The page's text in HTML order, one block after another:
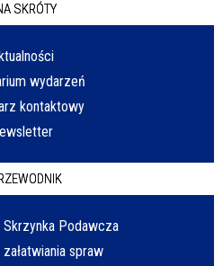
SKRÓTY
wydarzeń
kontaktowy
Skrzynka Podawcza
spraw